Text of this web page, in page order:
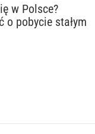
w Polsce?
o pobycie stałym